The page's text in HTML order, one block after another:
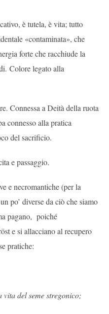
è tutela, è vita; tutto
«contaminata», che
forte che racchiude la
Colore legato alla
Connessa a Deità della ruota
connesso alla pratica
del sacrificio.
e passaggio.
e necromantiche (per la
po’ diverse da ciò che siamo
pagano, poiché
e si allacciano al recupero
pratiche:
del seme stregonico;